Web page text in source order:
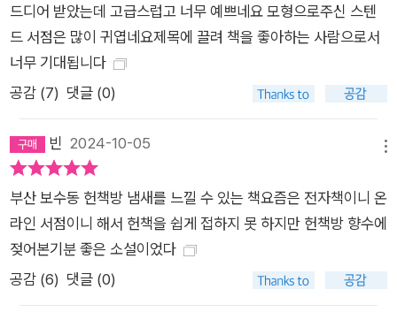
고, 이 작품이 2009년 제3회 치요다 문학상 대상을 수상하며 소
설가로 데뷔하게 되었다.소설은 헌책방의 오늘을 지나치게 낭만
적으로만 그리지는 않는다. 2000년 이후 인구 감소와 활자기피
현상이 일본에 들이닥치면서 진보초 고서점가도 이 격랑을 피해
ok-off)의 영향으로 젊은 세대 고객이 크게 줄었다. 이에 헌책방
상인들은 조합을 조직하여 필요한 책을 매입할 수 있는 시장을 형
성했고 인터넷으로 책을 판매할 수 있는 방안도 마련했는데, 소설
안에도 이러한 변화의 흔적이 담겨 있다. 『비 그친 오후의 헌책
방』은 빠르게 변화하는 세상에서 ‘그럼에도 불구하고 책의 세계
를 떠나지 않을 사람들’이 보여주는 나름의 치열한 분투를 향한
응원이기도 하다. 그리고 그 응원은 현재 일본 서점가의 위기 속
드디어 받았는데 고급스럽고 너무 예쁘네요 모형으로주신 스텐
드 서점은 많이 귀엽네요제목에 끌려 책을 좋아하는 사람으로서
너무 기대됩니다
공감 (7) 댓글 (0)
빈 2024-10-05
부산 보수동 헌책방 냄새를 느낄 수 있는 책요즘은 전자책이니 온
라인 서점이니 해서 헌책을 쉽게 접하지 못 하지만 헌책방 향수에
젖어본기분 좋은 소설이었다
공감 (6) 댓글 (0)